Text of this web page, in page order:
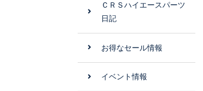
ＣＲＳハイエースパーツ
日記
お得なセール情報
イベント情報